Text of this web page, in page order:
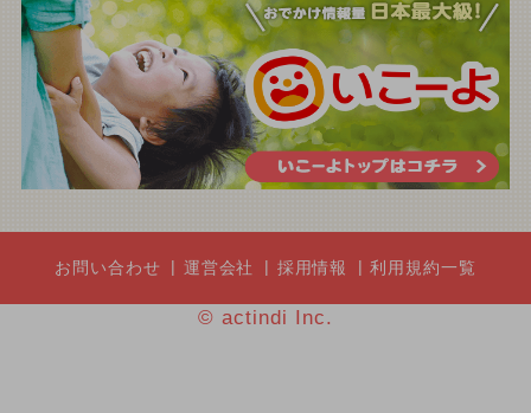
お問い合わせ 運営会社 採用情報 利用規約一覧
© actindi Inc.